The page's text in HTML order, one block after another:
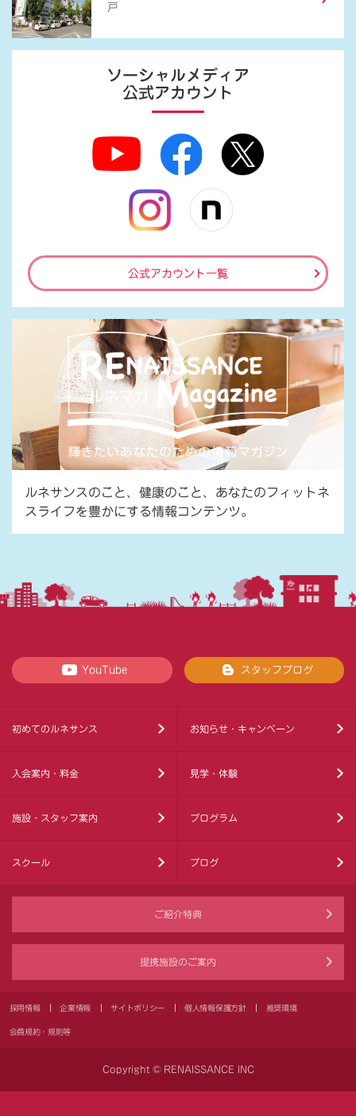
戸
ソーシャルメディア
公式アカウント
公式アカウント一覧
ルネサンスのこと、健康のこと、あなたのフィットネ
スライフを豊かにする情報コンテンツ。
YouTube スタッフブログ
初めてのルネサンス お知らせ・キャンペーン
入会案内・料金 見学・体験
施設・スタッフ案内 プログラム
スクール ブログ
ご紹介特典
提携施設のご案内
採用情報 企業情報 サイトポリシー 個人情報保護方針 推奨環境
会員規約・規則等
Copyright © RENAISSANCE INC